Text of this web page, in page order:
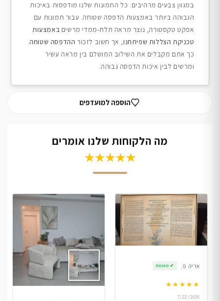
במגוון צבעים מרהיבים. כל התמונות שלנו מודפסות באיכות
הגבוהה ביותר באמצעות הדפסה שטוחה. עבור תמונות עם
אפקט טקסטורה, נוצר מראה תלת-ממדי מרשים באמצעות
טכניקת הצללות שפיתחנו, אך חשוב לזכור ההדפסה שטוחה.
כך אתם מקבלים את השילוב המושלם בין מראה עשיר
ומרשים לבין איכות הדפסה גבוהה.
הוספה למועדפים
מה הלקוחות שלנו אומרים
★★★★★
אריה פ. ✔ מאומת
★★★★★
7/22/2026